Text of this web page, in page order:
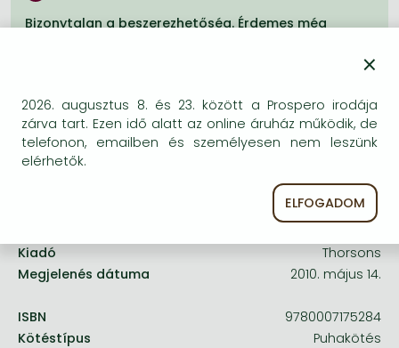
Frieren manga
Bizonytalan a beszerezhetőség. Érdemes még
Kiadó
Thorsons
Megjelenés dátuma
2010. május 14.
ISBN
9780007175284
Kötéstípus
Puhakötés
×
2026. augusztus 8. és 23. között a Prospero irodája
zárva tart. Ezen idő alatt az online áruház működik, de
telefonon, emailben és személyesen nem leszünk
elérhetők.
ELFOGADOM